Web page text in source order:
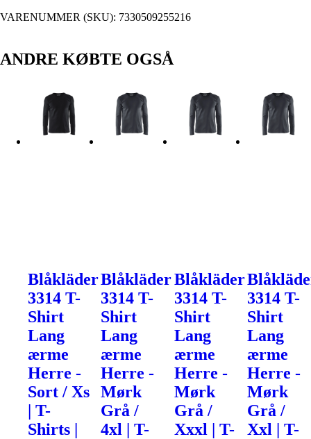
VARENUMMER (SKU): 7330509255216
ANDRE KØBTE OGSÅ
Blåkläder
3314 T-
Shirt
Lang
ærme
Herre -
Sort / Xs
| T-
Shirts |
Blåkläder
3314 T-
Shirt
Lang
ærme
Herre -
Mørk
Grå /
4xl | T-
Blåkläder
3314 T-
Shirt
Lang
ærme
Herre -
Mørk
Grå /
Xxxl | T-
3314 T-
Shirt
Lang
ærme
Herre -
Mørk
Grå /
Xxl | T-